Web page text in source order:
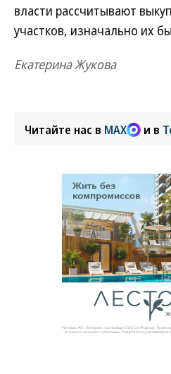
власти рассчитывают
участков, изначально их
Екатерина Жукова
Читайте нас в MAX и в